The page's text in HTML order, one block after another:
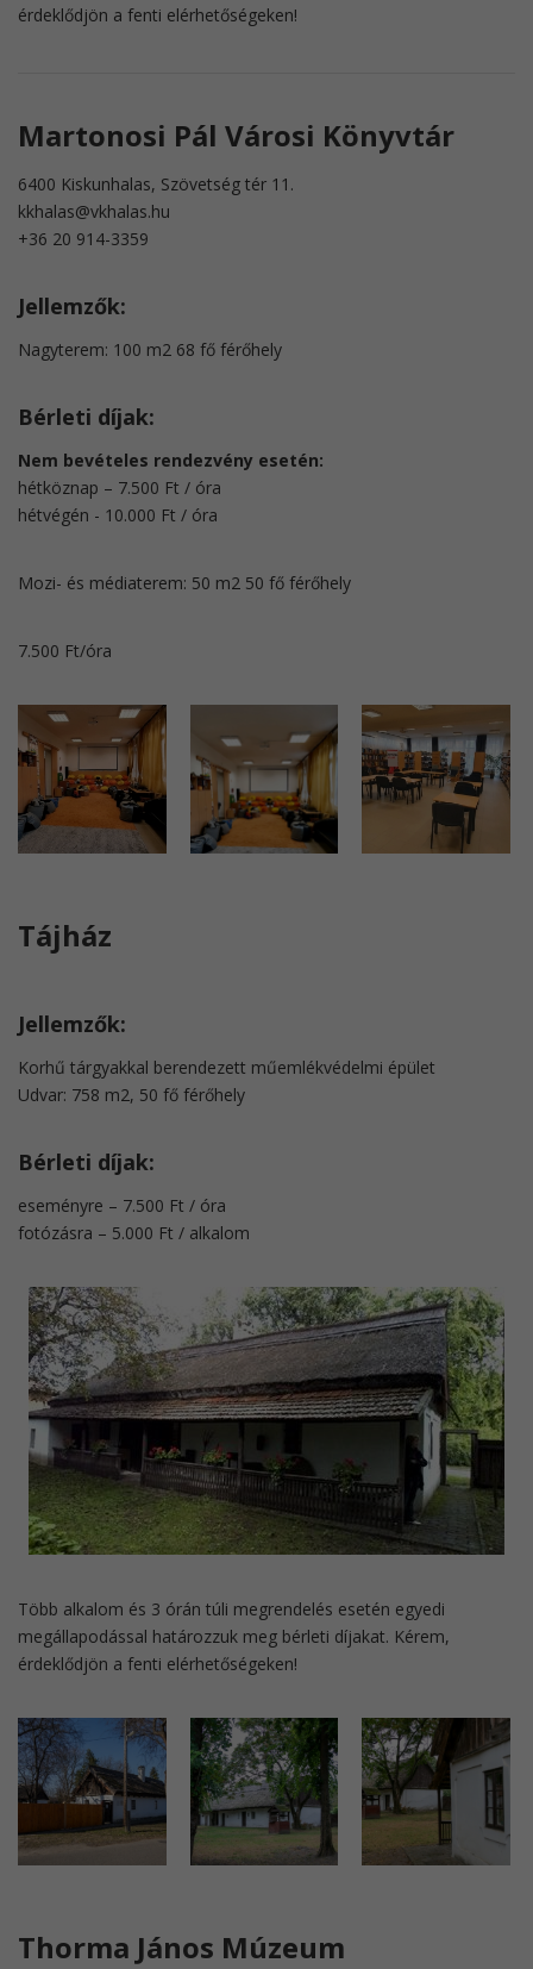
érdeklődjön a fenti elérhetőségeken!
Martonosi Pál Városi Könyvtár
6400 Kiskunhalas, Szövetség tér 11.
kkhalas@vkhalas.hu
+36 20 914-3359
Jellemzők:
Nagyterem: 100 m2 68 fő férőhely
Bérleti díjak:
Nem bevételes rendezvény esetén:
hétköznap – 7.500 Ft / óra
​hétvégén - 10.000 Ft / óra
Mozi- és médiaterem: 50 m2 50 fő férőhely
7.500 Ft/óra
Tájház
Jellemzők:
Korhű tárgyakkal berendezett műemlékvédelmi épület
​Udvar: 758 m2, 50 fő férőhely
Bérleti díjak:
eseményre – 7.500 Ft / óra
fotózásra – 5.000 Ft / alkalom
Több alkalom és 3 órán túli megrendelés esetén egyedi
megállapodással határozzuk meg bérleti díjakat. Kérem,
érdeklődjön a fenti elérhetőségeken!
Thorma János Múzeum